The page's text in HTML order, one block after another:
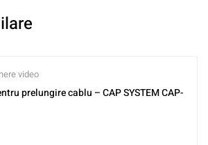
video
prelungire cablu – CAP SYSTEM CAP-